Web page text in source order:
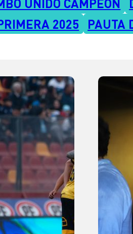
UNIDO CAMPEÓN
2025 PAUTA